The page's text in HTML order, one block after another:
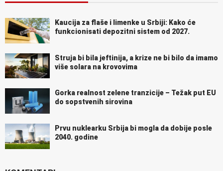
Kaucija za flaše i limenke u Srbiji: Kako će
funkcionisati depozitni sistem od 2027.
Struja bi bila jeftinija, a krize ne bi bilo da imamo
više solara na krovovima
Gorka realnost zelene tranzicije – Težak put EU
do sopstvenih sirovina
Prvu nuklearku Srbija bi mogla da dobije posle
2040. godine